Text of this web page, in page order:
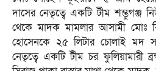
দাসের নেতৃত্বে একটি টীম শম্ভুগঞ্জ
থেকে মাদক মামলার আসামী মোঃ
হোসেনকে ২৫ লিটার চোলাই মদ
নেতৃত্বে একটি টীম চর ফুলিয়ামারী